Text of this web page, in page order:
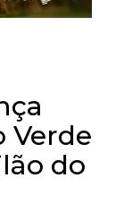
Verde
do